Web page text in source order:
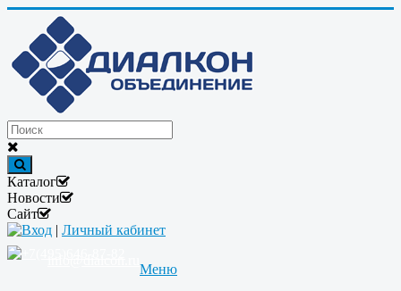
Каталог
Новости
Сайт
Вход | Личный кабинет
Меню